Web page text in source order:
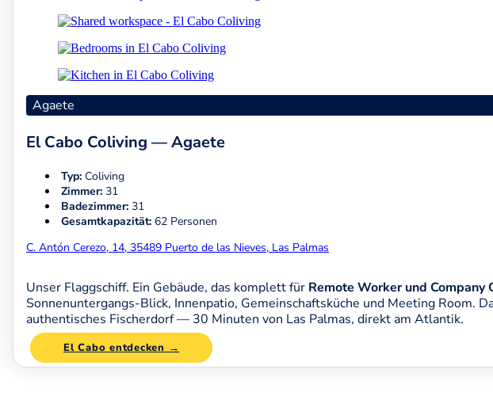
Agaete
El Cabo Coliving — Agaete
Typ: Coliving
Zimmer: 31
Badezimmer: 31
Gesamtkapazität: 62 Personen
C. Antón Cerezo, 14, 35489 Puerto de las Nieves, Las Palmas
Unser Flaggschiff. Ein Gebäude, das komplett für Remote Worker und
Sonnenuntergangs-Blick, Innenpatio, Gemeinschaftsküche und Meeting Room.
authentisches Fischerdorf — 30 Minuten von Las Palmas, direkt am Atlantik.
El Cabo entdecken →